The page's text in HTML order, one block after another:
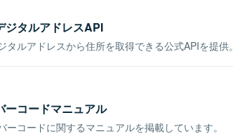
ジタルアドレスAPI
タルアドレスから住所を取得できる公式APIを提供。
ーコードマニュアル
ーコードに関するマニュアルを掲載しています。